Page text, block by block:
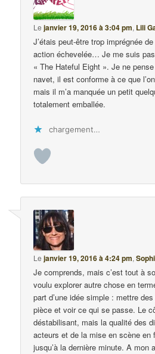
Lejanvier 19, 2016 à 3:04 pm, Lili
J’étais peut-être trop imprégnée
action échevelée… Je me suis
« The Hateful Eight ». Je ne
navet, il est conforme à ce que
mais il m’a manquée un petit
totalement emballée.
chargement…
Lejanvier 19, 2016 à 4:24 pm,
Je comprends, mais c’est tout à
voulu explorer autre chose en
part d’une idée simple : mettre
pièce et voir ce qui se passe. Le
déstabilisant, mais la qualité des
acteurs et de la mise en scène en
jusqu’à la dernière minute. A mon